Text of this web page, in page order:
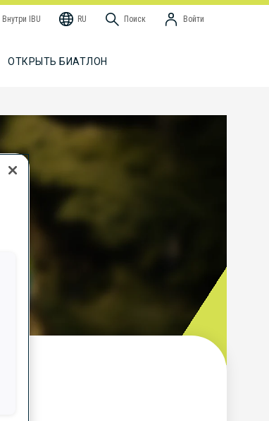
Внутри IBU RU Поиск Войти
ОТКРЫТЬ БИАТЛОН